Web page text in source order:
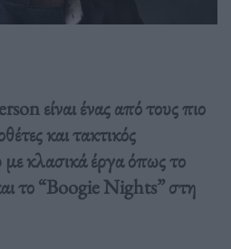
είναι ένας από τους πιο
και τακτικός
κλασικά έργα όπως το
το “Boogie Nights” στη